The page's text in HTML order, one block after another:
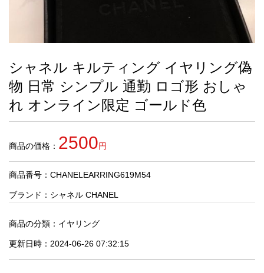
お
す
す
め
商
人
気
商
セ
シャネル キルティング イヤリング偽
物 日常 シンプル 通勤 ロゴ形 おしゃ
れ オンライン限定 ゴールド色
商品の価格： 2500円
商品番号：CHANELEARRING619M54
ブランド： シャネル CHANEL
商品の分類： イヤリング
更新日時：2024-06-26 07:32:15